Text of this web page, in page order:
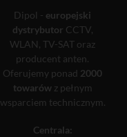
Dipol - europejski
dystrybutor CCTV,
WLAN, TV-SAT oraz
producent anten.
Oferujemy ponad 2000
towarówz pełnym
wsparciem technicznym.
Centrala: